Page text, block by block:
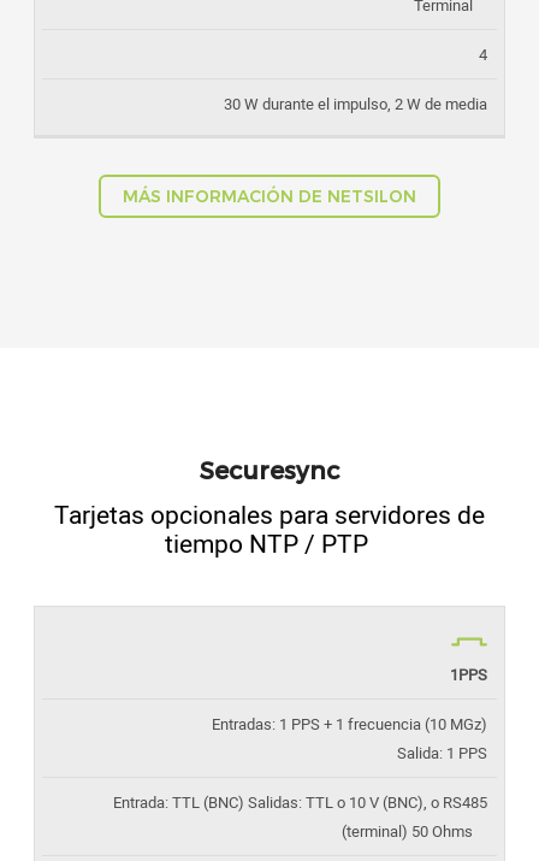
Terminal
4
30 W durante el impulso, 2 W de media
MÁS INFORMACIÓN DE NETSILON
Securesync
Tarjetas opcionales para servidores de
tiempo NTP / PTP
N.º
1PPS
Entradas: 1 PPS + 1 frecuencia (10 MGz)
Salida: 1 PPS
Entrada: TTL (BNC) Salidas: TTL o 10 V (BNC), o RS485
(terminal) 50 Ohms